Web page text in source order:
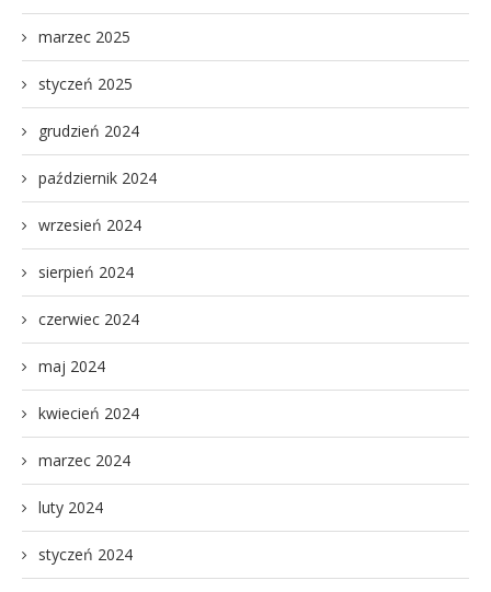
marzec 2025
styczeń 2025
grudzień 2024
październik 2024
wrzesień 2024
sierpień 2024
czerwiec 2024
maj 2024
kwiecień 2024
marzec 2024
luty 2024
styczeń 2024